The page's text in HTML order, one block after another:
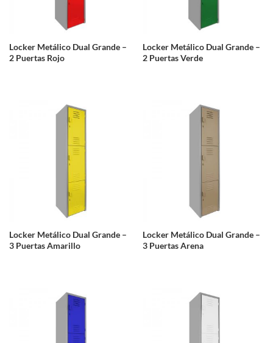
Locker Metálico Dual Grande –
2 Puertas Rojo
Locker Metálico Dual Grande –
2 Puertas Verde
Locker Metálico Dual Grande –
3 Puertas Amarillo
Locker Metálico Dual Grande –
3 Puertas Arena